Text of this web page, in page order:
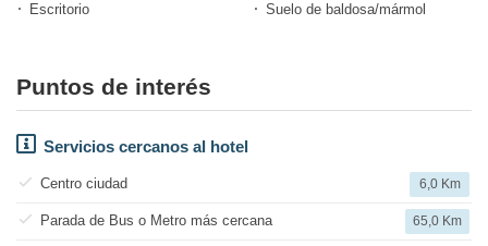
Escritorio
Suelo de baldosa/mármol
Puntos de interés
Servicios cercanos al hotel
Centro ciudad 6,0 Km
Parada de Bus o Metro más cercana 65,0 Km